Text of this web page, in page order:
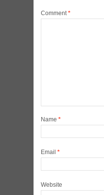
Comment*
Name *
Email *
Website